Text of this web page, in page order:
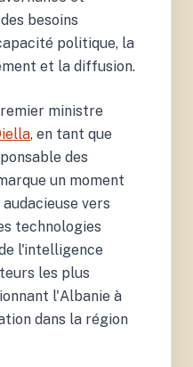
besoins
politique, la
et la diffusion.
ministre
, en tant que
des
un moment
vers
technologies
l'intelligence
les plus
l'Albanie à
dans la région